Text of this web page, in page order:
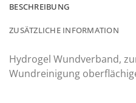
BESCHREIBUNG
ZUSÄTZLICHE INFORMATION
Hydrogel Wundverband,
Wundreinigung